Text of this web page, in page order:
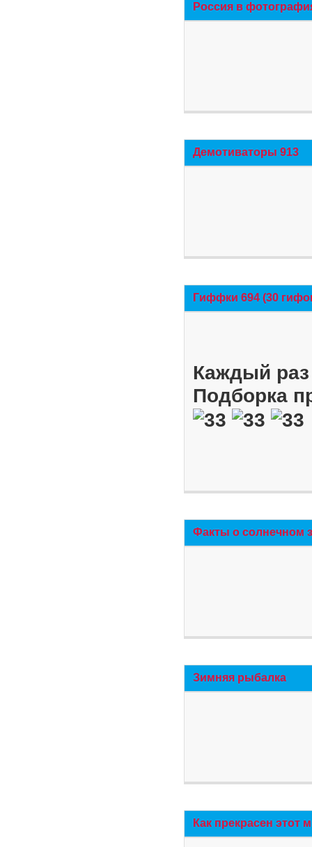
Россия в
Демотиваторы 913
Гиффки 694 (30
Каждый
Подборка
Факты о солнечном
Зимняя рыбалка
Как прекрасен этот